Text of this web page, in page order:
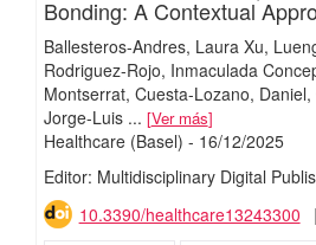
Bonding: A Contextual
Ballesteros-Andres, Laura Xu
Rodriguez-Rojo, Inmaculada
Montserrat Cuesta-Lozano, Daniel
Jorge-Luis ... Ver más
Healthcare (Basel) - 16/12/2025
Editor: Multidisciplinary Digital
10.3390/healthcare13243300